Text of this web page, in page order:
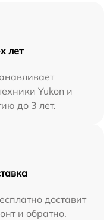
лет
Yukon и
до 3 лет.
доставит
и обратно.